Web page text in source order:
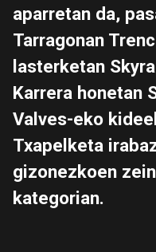
aparretan da,
Tarragonan
lasterketan
Karrera honetan
Valves-eko
Txapelketa
gizonezkoen
kategorian.